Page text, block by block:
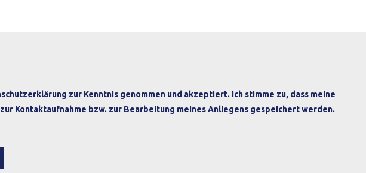
zur Kenntnis genommen und akzeptiert. Ich stimme zu, dass meine
Kontaktaufnahme bzw. zur Bearbeitung meines Anliegens gespeichert werden.